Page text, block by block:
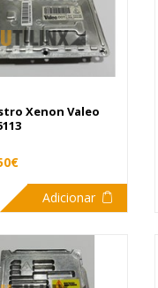
Xenon Valeo
Adicionar